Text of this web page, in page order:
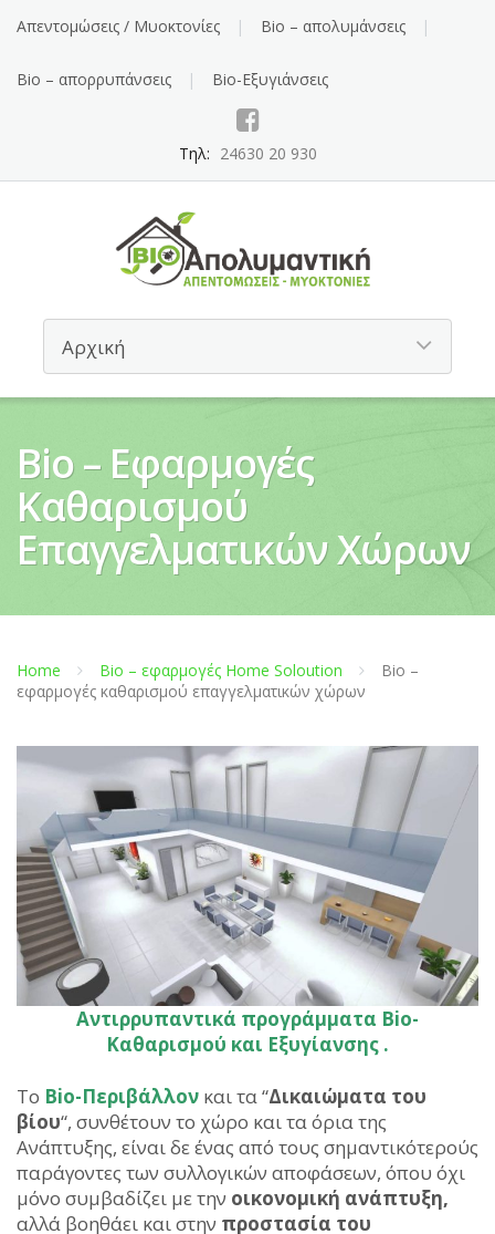
Απεντομώσεις / Μυοκτονίες Bio – απολυμάνσεις
Bio – απορρυπάνσεις Bio-Εξυγιάνσεις
Τηλ: 24630 20 930
Βio – Εφαρμογές
Καθαρισμού
Επαγγελματικών Χώρων
Home Bio – εφαρμογές Home Soloution
Βio –
εφαρμογές καθαρισμού επαγγελματικών χώρων
Αντιρρυπαντικά προγράμματα Bio-
Καθαρισμού και Εξυγίανσης .
Το Βio-Περιβάλλον και τα “Δικαιώματα του
βίου“, συνθέτουν το χώρο και τα όρια της
Ανάπτυξης, είναι δε ένας από τους σημαντικότερούς
παράγοντες των συλλογικών αποφάσεων, όπου όχι
μόνο συμβαδίζει με την οικονομική ανάπτυξη,
αλλά βοηθάει και στην προστασία του